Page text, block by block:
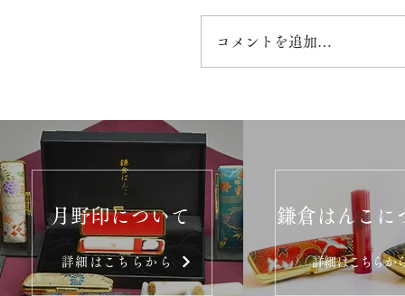
コメントを追加…
月野印について
詳細はこちらから
鎌倉はんこに
詳細はこちらか